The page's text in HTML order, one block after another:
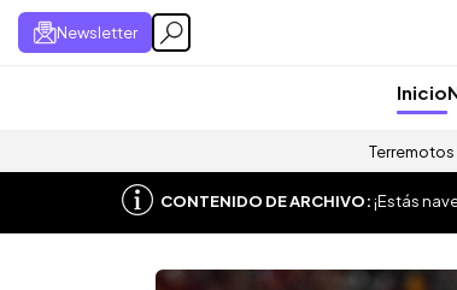
Newsletter
Inicio
Terremotos
CONTENIDO DE ARCHIVO:¡Estás